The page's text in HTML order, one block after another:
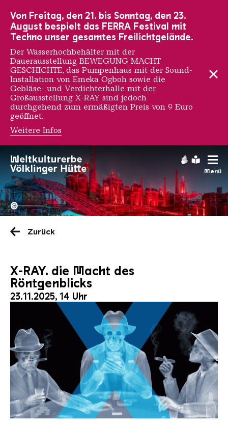
Menü
Hochofengruppe in Rot
Copyright:
©
Zurück
X-RAY. die Macht des
Röntgenblicks
23.11.2025, 14 Uhr
X RAY neu
Von Freitag, den 21. bis Sonntag, den 23.
August bespielt das FERRA Festival mit
Techno unser gesamtes Freilichtgelände.
Der Wasserhochbehälter mit der
Dauerausstellung BEWEGUNG MACHT
GESCHICHTE, das Pumpenhaus mit der Sound-
Installation von Emeka Ogboh sowie die
Gebläse- und Verdichterhalle mit der
Großausstellung X-RAY sind jedoch
durchgehend zum ermäßigten Preis von 9 Euro
geöffnet.
Weitere Infos